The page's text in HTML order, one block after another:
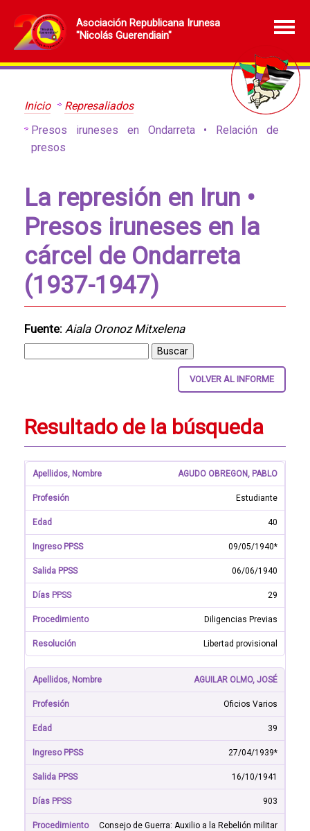
Asociación Republicana Irunesa
"Nicolás Guerendiain"
Inicio
Represaliados
Presos iruneses en Ondarreta • Relación de
presos
La represión en Irun •
Presos iruneses en la
cárcel de Ondarreta
(1937-1947)
Fuente: Aiala Oronoz Mitxelena
VOLVER AL INFORME
Resultado de la búsqueda
AGUDO OBREGON, PABLO
Estudiante
40
09/05/1940*
06/06/1940
29
Diligencias Previas
Libertad provisional
AGUILAR OLMO, JOSÉ
Oficios Varios
39
27/04/1939*
16/10/1941
903
Consejo de Guerra: Auxilio a la Rebelión militar